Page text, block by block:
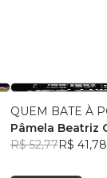
QUEM BATE À
Pâmela Beatriz
R$ 52,77R$ 41,78